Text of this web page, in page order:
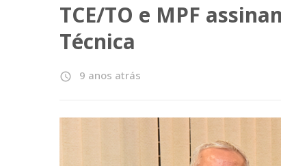
TCE/TO e MPF
Técnica
access_time 9 anos atrás